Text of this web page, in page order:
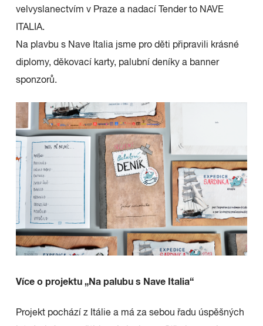
velvyslanectvím v Praze a nadací Tender to NAVE
ITALIA.
Na plavbu s Nave Italia jsme pro děti připravili krásné
diplomy, děkovací karty, palubní deníky a banner
sponzorů.
Více o projektu „Na palubu s Nave Italia“
Projekt pochází z Itálie a má za sebou řadu úspěšných